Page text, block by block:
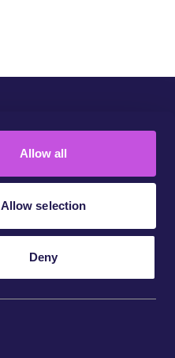
Allow all
Allow selection
Deny